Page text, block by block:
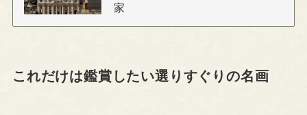
家
これだけは鑑賞したい選りすぐりの名画